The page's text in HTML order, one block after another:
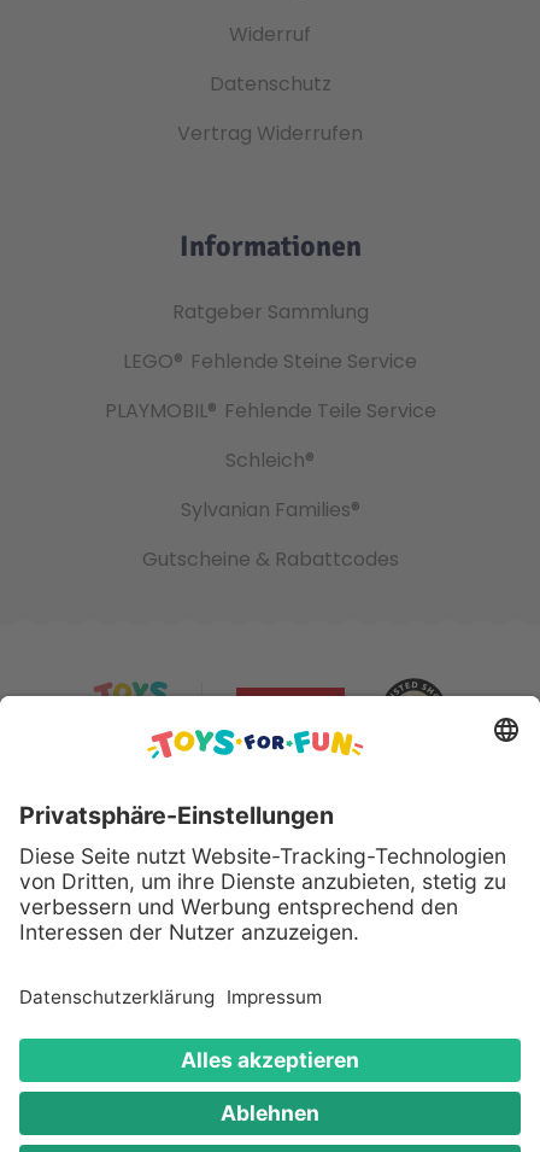
Widerruf
Datenschutz
Vertrag Widerrufen
Informationen
Ratgeber Sammlung
LEGO® Fehlende Steine Service
PLAYMOBIL® Fehlende Teile Service
Schleich®
Sylvanian Families®
Gutscheine & Rabattcodes
Sicher bezahlen mit:
Alle genannten Produkte und Logos sind eingetragene
Warenzeichen der jeweiligen Hersteller.
Copyright © 2008 - 2026 Toys for Fun GmbH - Alle
Rechte vorbehalten